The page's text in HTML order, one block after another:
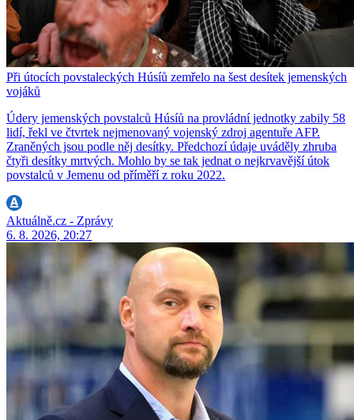
Při útocích povstaleckých Húsíů zemřelo na šest desítek jemenských
vojáků
Údery jemenských povstalců Húsíů na provládní jednotky zabily 58
lidí, řekl ve čtvrtek nejmenovaný vojenský zdroj agentuře AFP.
Zraněných jsou podle něj desítky. Předchozí údaje uváděly zhruba
čtyři desítky mrtvých. Mohlo by se tak jednat o nejkrvavější útok
povstalců v Jemenu od příměří z roku 2022.
Aktuálně.cz - Zprávy
6. 8. 2026, 20:27